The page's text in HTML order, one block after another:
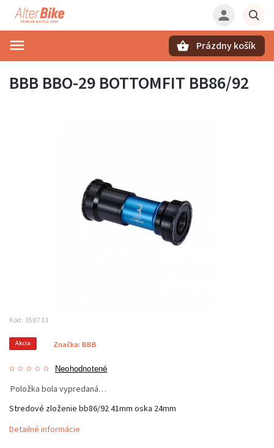
Prázdny košík
BBB BBO-29 BOTTOMFIT BB86/92
Kód: 358733
Akcia
Neohodnotené
Značka: BBB
Položka bola vypredaná…
Stredové zloženie bb86/92 41mm oska 24mm
Detailné informácie